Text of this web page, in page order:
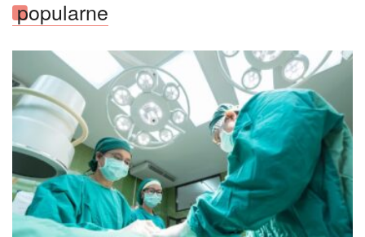
popularne